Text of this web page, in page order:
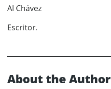
Al Chávez
Escritor.
About the Author